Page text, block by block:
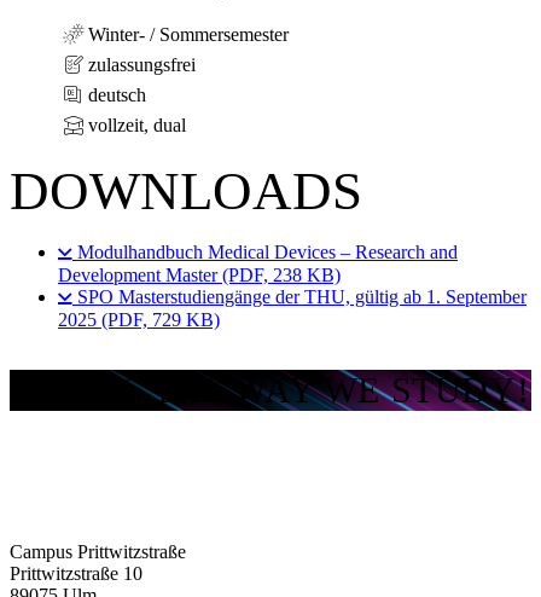
Winter- / Sommersemester
zulassungsfrei
deutsch
vollzeit, dual
DOWNLOADS
Modulhandbuch Medical Devices – Research and
Development Master (PDF, 238 KB)
SPO Masterstudiengänge der THU, gültig ab 1. September
2025 (PDF, 729 KB)
TECH´S THE WAY WE STUDY!
Campus Prittwitzstraße
Prittwitzstraße 10